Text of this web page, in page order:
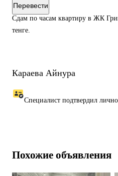
Перевести
Сдам по часам квартиру в ЖК
тенге.
Караева Айнура
Специалист подтвердил
Похожие объявления